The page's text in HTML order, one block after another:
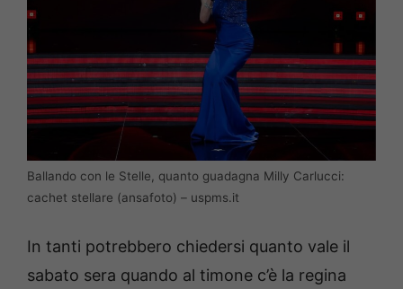
Ballando con le Stelle, quanto guadagna Milly Carlucci:
cachet stellare (ansafoto) – uspms.it
In tanti potrebbero chiedersi quanto vale il
sabato sera quando al timone c’è la regina